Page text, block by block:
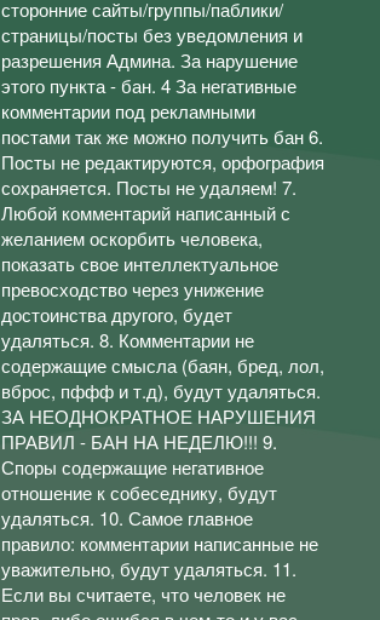
сторонние сайты/группы/паблики/
страницы/посты без уведомления и
разрешения Админа. За нарушение
этого пункта - бан. 4 За негативные
комментарии под рекламными
постами так же можно получить бан 6.
Посты не редактируются, орфография
сохраняется. Посты не удаляем! 7.
Любой комментарий написанный с
желанием оскорбить человека,
показать свое интеллектуальное
превосходство через унижение
достоинства другого, будет
удаляться. 8. Комментарии не
содержащие смысла (баян, бред, лол,
вброс, пффф и т.д), будут удаляться.
ЗА НЕОДНОКРАТНОЕ НАРУШЕНИЯ
ПРАВИЛ - БАН НА НЕДЕЛЮ!!! 9.
Споры содержащие негативное
отношение к собеседнику, будут
удаляться. 10. Самое главное
правило: комментарии написанные не
уважительно, будут удаляться. 11.
Если вы считаете, что человек не